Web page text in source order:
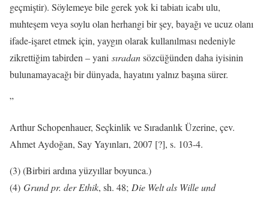
geçmiştir). Söylemeye bile gerek yok ki tabiatı icabı ulu,
muhteşem veya soylu olan herhangi bir şey, bayağı ve ucuz olanı
ifade-işaret etmek için, yaygın olarak kullanılması nedeniyle
zikrettiğim tabirden – yani sıradansözcüğünden daha iyisinin
bulunamayacağı bir dünyada, hayatını yalnız başına sürer.
”
Arthur Schopenhauer, Seçkinlik ve Sıradanlık Üzerine, çev.
Ahmet Aydoğan, Say Yayınları, 2007 [?], s. 103-4.
(3) (Birbiri ardına yüzyıllar boyunca.)
(4) Grund pr. der Ethik, sh. 48; Die Welt als Wille und